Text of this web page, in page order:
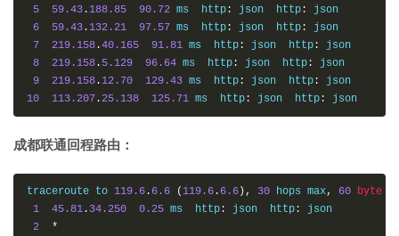
5
59.43 . 188.85 90.72 ms  http : json  http :
json
6
59.43 . 132.21 97.57 ms  http : json  http :
json
7
219.158 .40.165 91.81 ms  http : json  http :
json
8
219.158 . 5.129 96.64 ms  http : json  http :
json
9
219.158 . 12.70 129.43 ms  http : json  http :
10
113.207 .25.138 125.71 ms  http : json  http : json
成都联通回程路由：
traceroute to 119.6 . 6.6 ( 119.6 . 6.6 ), 30 hops max, 60 byte
1
45.81 . 34.250 0.25 ms  http : json  http :
json
2
*